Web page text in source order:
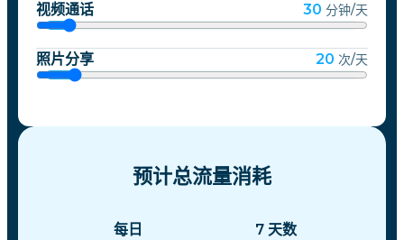
视频通话 30 分钟/天
照片分享 20 次/天
预计总流量消耗
每日 7 天数